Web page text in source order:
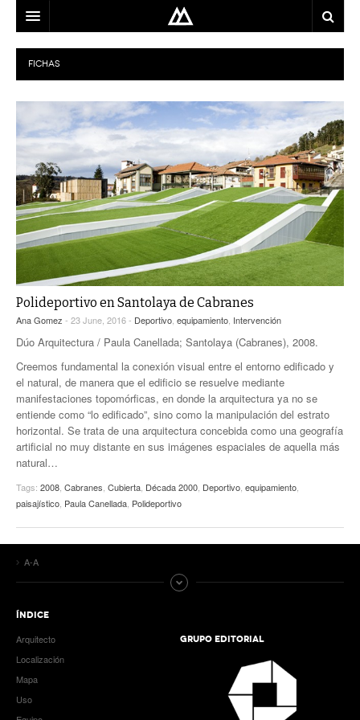
ARQUITECTO
LOCALIZACIÓN
EQUIPO
BLOG
CONTACTO
FICHAS
Polideportivo en Santolaya de Cabranes
Ana Gomez - 23 June, 2016 - Deportivo equipamiento Intervención
Dúo Arquitectura / Paula Canellada; Santolaya (Cabranes), 2008.
Creemos fundamental la conexión visual entre el entorno edificado y
el natural, de manera que el edificio se resuelve mediante
manifestaciones topomórficas, en donde la arquitectura ya no se
entiende como “lo edificado”, sino como la manipulación del estrato
horizontal. Se trata de una arquitectura concebida como una geografía
artificial no muy distante en sus imágenes espaciales de aquella más
natural…
Tags: 2008 Cabranes Cubierta Década 2000 Deportivo equipamiento
paisajístico Paula Canellada Polideportivo
A-A
ÍNDICE
Arquitecto
Localización
Mapa
Uso
GRUPO EDITORIAL